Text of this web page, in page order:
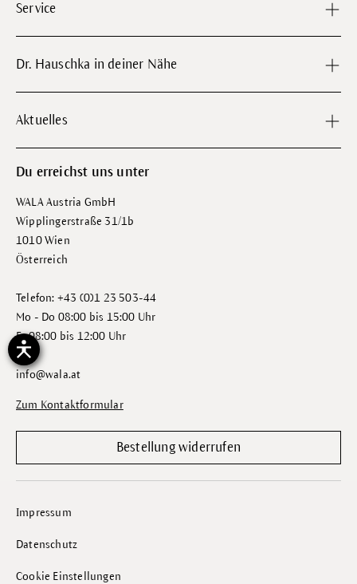
Service
Dr. Hauschka in deiner Nähe
Aktuelles
Du erreichst uns unter
WALA Austria GmbH
Wipplingerstraße 31/1b
1010 Wien
Österreich
Telefon: +43 (0)1 23 503-44
Mo - Do 08:00 bis 15:00 Uhr
Fr 08:00 bis 12:00 Uhr
info@wala.at
Zum Kontaktformular
Bestellung widerrufen
Impressum
Datenschutz
Cookie Einstellungen